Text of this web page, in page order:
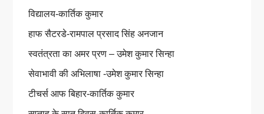
विद्यालय-कार्तिक कुमार
हाफ सैटरडे-रामपाल प्रसाद सिंह अनजान
स्वतंत्रता का अमर प्रण – उमेश कुमार सिन्हा
सेवाभावी की अभिलाषा -उमेश कुमार सिन्हा
टीचर्स आफ बिहार-कार्तिक कुमार